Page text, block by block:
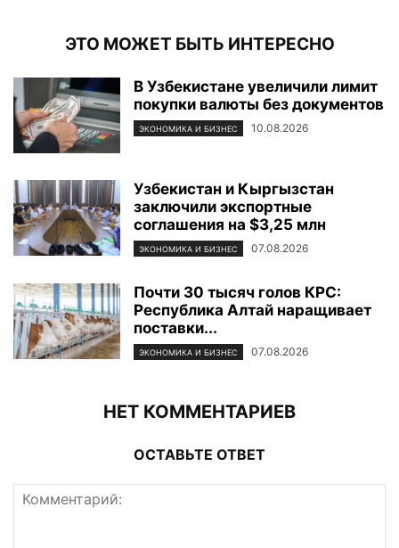
ЭТО МОЖЕТ БЫТЬ ИНТЕРЕСНО
В Узбекистане увеличили лимит
покупки валюты без документов
ЭКОНОМИКА И БИЗНЕС 10.08.2026
Узбекистан и Кыргызстан
заключили экспортные
соглашения на $3,25 млн
ЭКОНОМИКА И БИЗНЕС 07.08.2026
Почти 30 тысяч голов КРС:
Республика Алтай наращивает
поставки...
ЭКОНОМИКА И БИЗНЕС 07.08.2026
НЕТ КОММЕНТАРИЕВ
ОСТАВЬТЕ ОТВЕТ